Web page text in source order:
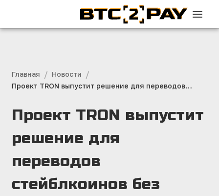
Главная / Новости /
Проект TRON выпустит решение для переводов
Проект TRON выпустит
решение для
переводов
стейблкоинов без